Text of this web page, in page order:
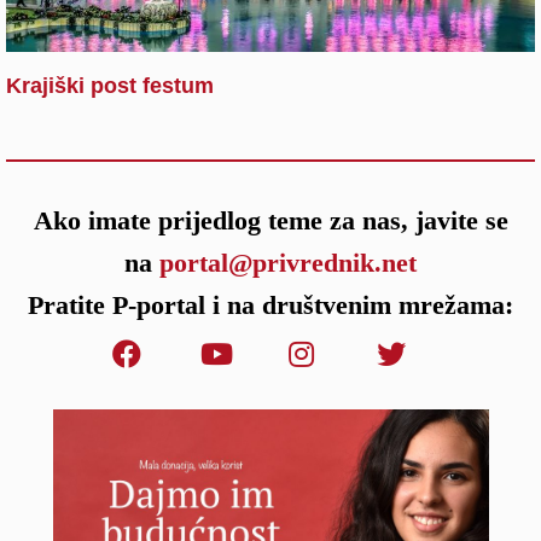
Krajiški post festum
Ako imate prijedlog teme za nas, javite se
na portal@privrednik.net
Pratite P-portal i na društvenim mrežama: